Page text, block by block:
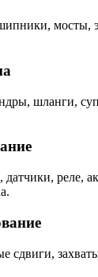
мосты,
шланги,
датчики, реле,
сдвиги,